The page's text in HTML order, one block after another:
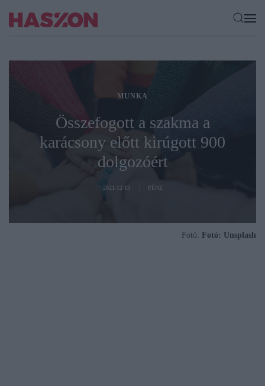
MUNKA
Összefogott a szakma a
karácsony előtt kirúgott 900
dolgozóért
2021-12-13 PÉNZ
Fotó: Fotó: Unsplash